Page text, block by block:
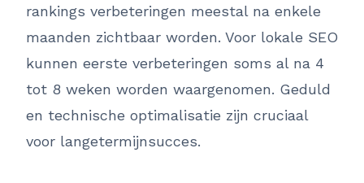
rankings verbeteringen meestal na enkele
maanden zichtbaar worden. Voor lokale SEO
kunnen eerste verbeteringen soms al na 4
tot 8 weken worden waargenomen. Geduld
en technische optimalisatie zijn cruciaal
voor langetermijnsucces.